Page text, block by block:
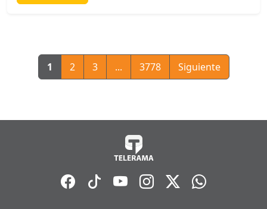
1 2 3 ... 3778 Siguiente